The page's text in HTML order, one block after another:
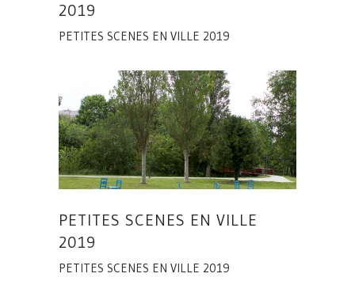
2019
PETITES SCENES EN VILLE 2019
PETITES SCENES EN VILLE
2019
PETITES SCENES EN VILLE 2019